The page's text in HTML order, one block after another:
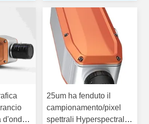
10
d'onda
25um ha fenduto il
campionamento/pixel
spettrali Hyperspectral